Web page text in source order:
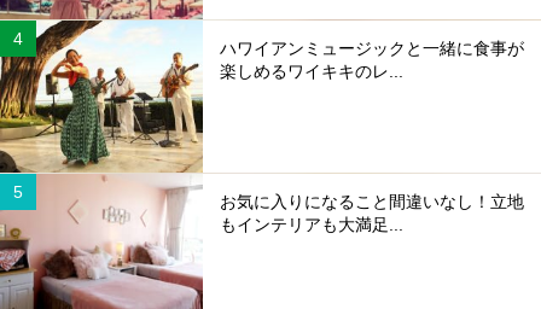
ハワイアンミュージックと一緒に食事が
楽しめるワイキキのレ...
お気に入りになること間違いなし！立地
もインテリアも大満足...